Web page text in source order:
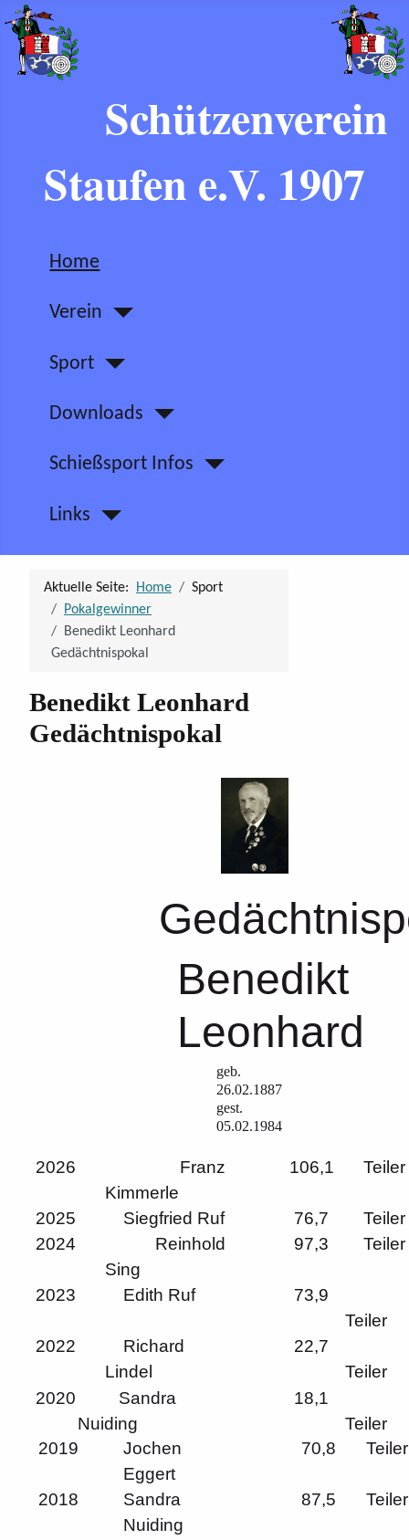
Schützenverein
Staufen e.V. 1907
Home
Verein
Sport
Downloads
Schießsport Infos
Links
Aktuelle Seite: Home
Sport
Pokalgewinner
Benedikt Leonhard
Gedächtnispokal
Benedikt Leonhard
Gedächtnispokal
Benedikt
Leonhard
geb.
26.02.1887
gest.
05.02.1984
2026
Franz
Kimmerle
106,1 Teiler
2025 Siegfried Ruf 76,7
Teiler
2024
Reinhold
Sing
97,3 Teiler
2023 Edith Ruf
73,9
Teiler
2022
Richard
Lindel
22,7
Teiler
2020
Sandra
Nuiding
18,1
Teiler
2019
Jochen
Eggert
70,8 Teiler
2018
Sandra
Nuiding
87,5 Teiler